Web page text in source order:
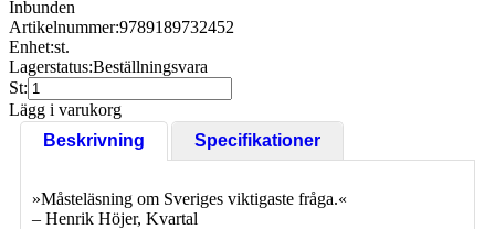
Inbunden
Artikelnummer:9789189732452
Enhet:st.
Lagerstatus:Beställningsvara
St:
Lägg i varukorg
Beskrivning
Specifikationer
»Måsteläsning om Sveriges viktigaste fråga.«
– Henrik Höjer, Kvartal